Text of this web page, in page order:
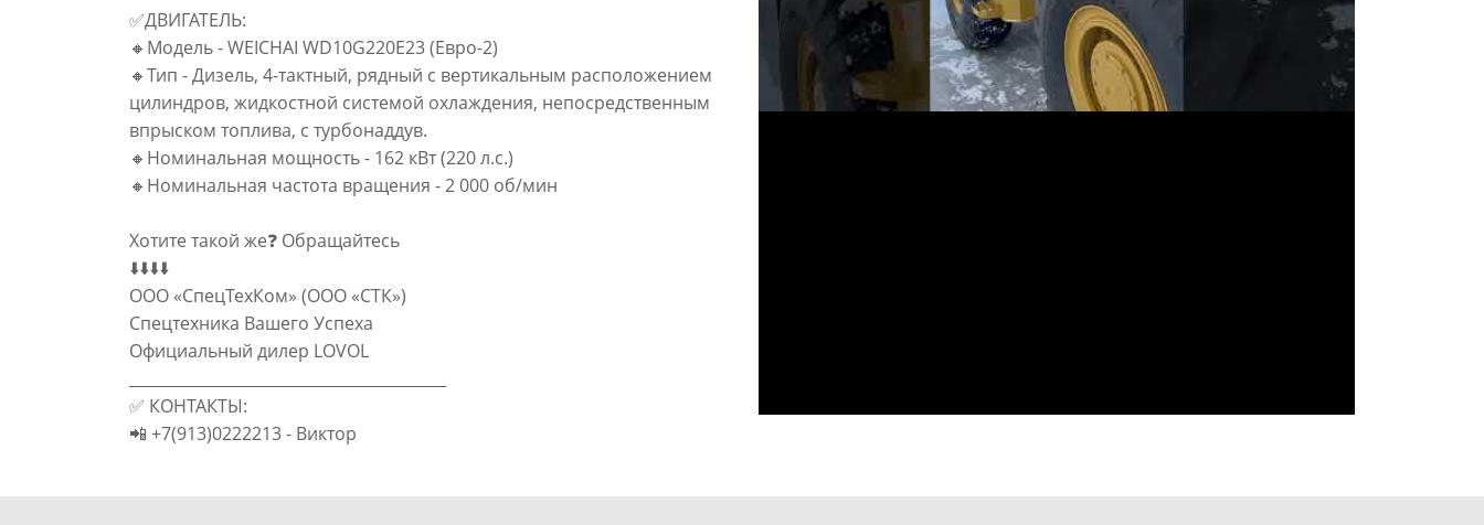
✅ДВИГАТЕЛЬ:
🔸Модель - WEICHAI WD10G220E23 (Евро-2)
🔸Тип - Дизель, 4-тактный, рядный с вертикальным расположением
цилиндров, жидкостной системой охлаждения, непосредственным
впрыском топлива, с турбонаддув.
🔸Номинальная мощность - 162 кВт (220 л.с.)
🔸Номинальная частота вращения - 2 000 об/мин
Хотите такой же❓ Обращайтесь
⬇️⬇️⬇️⬇️
ООО «СпецТехКом» (ООО «СТК»)
Спецтехника Вашего Успеха
Официальный дилер LOVOL
✅ КОНТАКТЫ:
📲 +7(913)0222213 - Виктор